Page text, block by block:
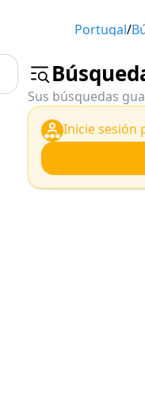
Portugal/
Sus búsquedas
Inicie sesión